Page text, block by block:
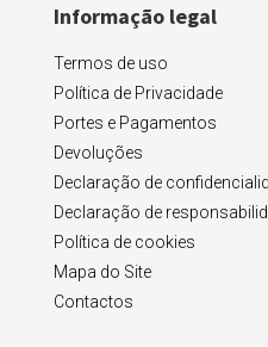
Informação legal
Termos de uso
Política de Privacidade
Portes e Pagamentos
Devoluções
Declaração de
Declaração de
Política de cookies
Mapa do Site
Contactos